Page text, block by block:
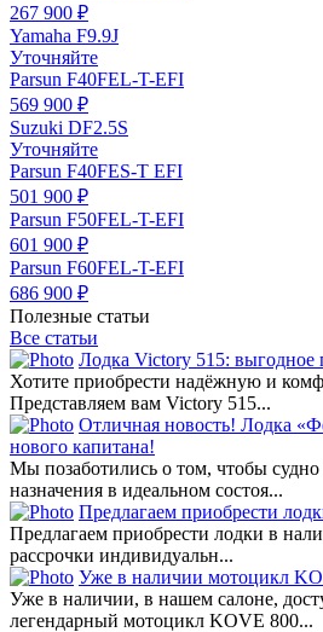
267 900 ₽
Yamaha F9.9J
Уточняйте
Parsun F40FEL-T-EFI
569 900 ₽
Suzuki DF2.5S
Уточняйте
Parsun F40FES-T EFI
501 900 ₽
Parsun F50FEL-T-EFI
601 900 ₽
Parsun F60FEL-T-EFI
686 900 ₽
Полезные статьи
Все статьи
Лодка Victory 515: выгодное
Хотите приобрести надёжную и
Представляем вам Victory 515...
Отличная новость! Лодка
нового капитана!
Мы позаботились о том, чтобы
назначения в идеальном состоя...
Предлагаем приобрести
Предлагаем приобрести лодки в
рассрочки индивидуальн...
Уже в наличии мотоцикл
Уже в наличии, в нашем салоне,
легендарный мотоцикл KOVE 800...